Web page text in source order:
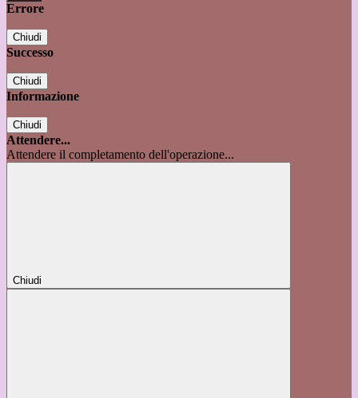
Errore
Chiudi
Successo
Chiudi
Informazione
Chiudi
Attendere...
Attendere il completamento dell'operazione...
Chiudi